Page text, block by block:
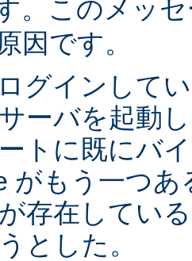
。このメッ
因です。
グインして
ーバを起動
トに既にバ
がもう一つ
存在してい
とした。